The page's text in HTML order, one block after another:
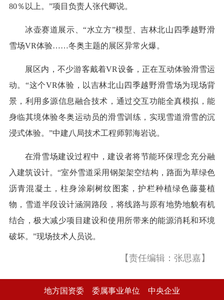
80％以上。”项目负责人张代卿说。
冰壶赛道展示、“水立方”模型、吉林北山四季越野滑
雪场VR体验……冬奥主题的展区异常火爆。
展区内，不少游客戴着VR设备，正在互动体验滑雪运
动。“这个VR体验，以吉林北山四季越野滑雪场为现场背
景，利用多源信息融合技术，通过交互功能全真模拟，能
身临其境体验冬奥运动员的滑雪训练，实现雪道滑雪的沉
浸式体验。”中建八局技术工程师郭海岩说。
在滑雪场建设过程中，建设者将节能环保理念充分融
入建筑设计。“室外雪道采用钢架架空结构，路面为草绿色
沥青混凝土，柱身涂刷树纹图案，护栏种植绿色藤蔓植
物，雪道半段设计涵洞路段，将线路与原有地势地貌有机
结合，极大减少项目建设和使用所带来的能源消耗和环境
破坏。”现场技术人员说。
【责任编辑：张思嘉】
地方国资委 委属事业单位 中央企业